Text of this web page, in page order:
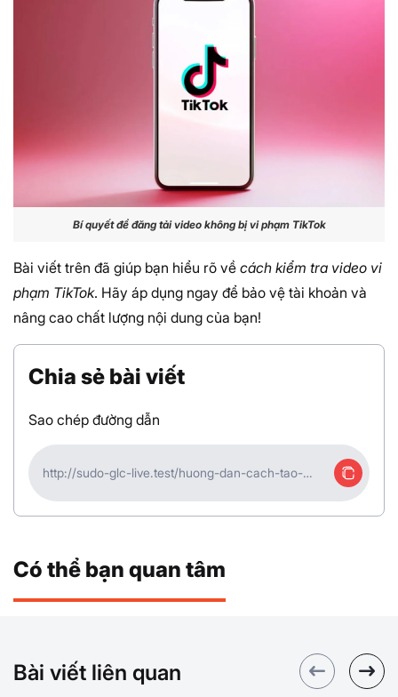
Bí quyết để đăng tải video không bị vi phạm TikTok
Bài viết trên đã giúp bạn hiểu rõ về cách kiểm tra video vi
phạm TikTok. Hãy áp dụng ngay để bảo vệ tài khoản và
nâng cao chất lượng nội dung của bạn!
Chia sẻ bài viết
Sao chép đường dẫn
http://sudo-glc-live.test/huong-dan-cach-tao-
Có thể bạn quan tâm
Bài viết liên quan